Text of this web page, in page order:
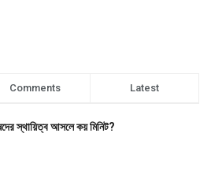
Comments Latest
স্থায়িত্ব আসলে কয় মিনিট?